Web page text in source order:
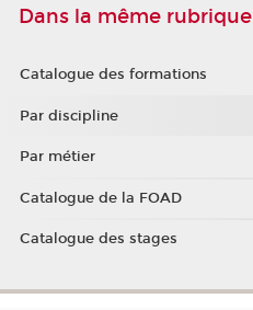
Dans la même rubrique
Catalogue des formations
Par discipline
Par métier
Catalogue de la FOAD
Catalogue des stages